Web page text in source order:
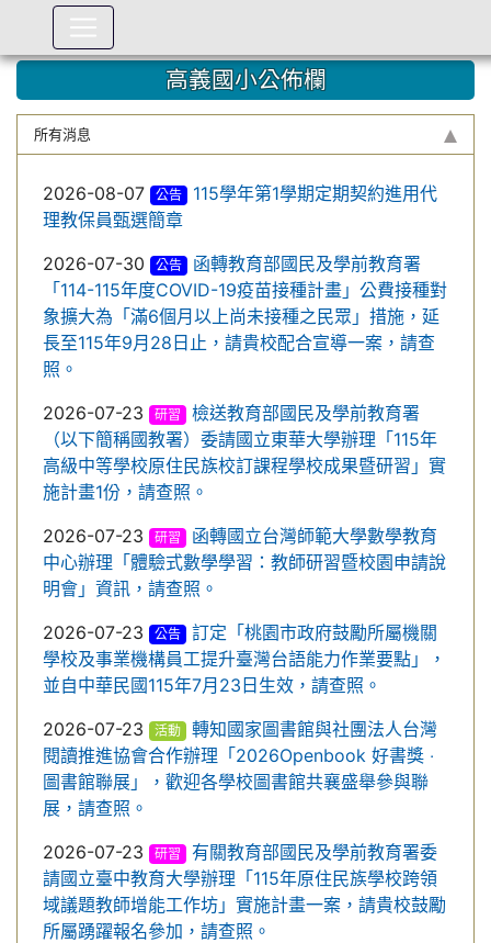
高義國小公佈欄
所有消息
2026-08-07 公告
115學年第1學期定期契約進用代
理教保員甄選簡章
2026-07-30
公告
函轉教育部國民及學前教育署
「114-115年度COVID-19疫苗接種計畫」公費接種對
象擴大為「滿6個月以上尚未接種之民眾」措施，延
長至115年9月28日止，請貴校配合宣導一案，請查
照。
2026-07-23
研習
檢送教育部國民及學前教育署
（以下簡稱國教署）委請國立東華大學辦理「115年
高級中等學校原住民族校訂課程學校成果暨研習」實
施計畫1份，請查照。
2026-07-23
研習
函轉國立台灣師範大學數學教育
中心辦理「體驗式數學學習：教師研習暨校園申請說
明會」資訊，請查照。
2026-07-23
公告
訂定「桃園市政府鼓勵所屬機關
學校及事業機構員工提升臺灣台語能力作業要點」，
並自中華民國115年7月23日生效，請查照。
2026-07-23
活動
轉知國家圖書館與社團法人台灣
閱讀推進協會合作辦理「2026Openbook 好書獎 ‧
圖書館聯展」，歡迎各學校圖書館共襄盛舉參與聯
展，請查照。
2026-07-23
研習
有關教育部國民及學前教育署委
請國立臺中教育大學辦理「115年原住民族學校跨領
域議題教師增能工作坊」實施計畫一案，請貴校鼓勵
所屬踴躍報名參加，請查照。